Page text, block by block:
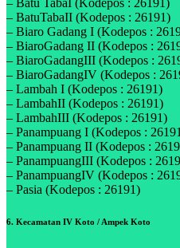
– Batu TabaI (Kodepos : 26191)
– BatuTabaII (Kodepos : 26191)
– Biaro Gadang I (Kodepos :
– BiaroGadang II (Kodepos :
– BiaroGadangIII (Kodepos :
– BiaroGadangIV (Kodepos :
– Lambah I (Kodepos : 26191)
– LambahII (Kodepos : 26191)
– LambahIII (Kodepos : 26191)
– Panampuang I (Kodepos :
– Panampuang II (Kodepos :
– PanampuangIII (Kodepos :
– PanampuangIV (Kodepos :
– Pasia (Kodepos : 26191)
6. Kecamatan IV Koto / Ampek Koto